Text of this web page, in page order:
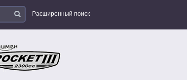
Расширенный поиск